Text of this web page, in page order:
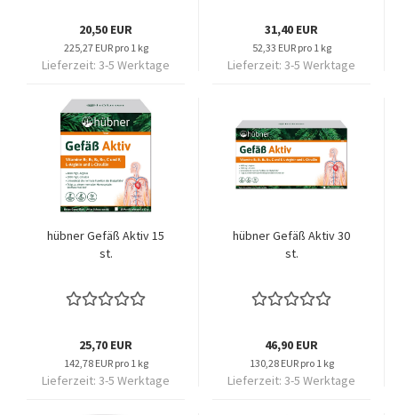
20,50 EUR
225,27 EUR pro 1 kg
Lieferzeit: 3-5 Werktage
31,40 EUR
52,33 EUR pro 1 kg
Lieferzeit: 3-5 Werktage
hübner Gefäß Aktiv 15
st.
25,70 EUR
142,78 EUR pro 1 kg
Lieferzeit: 3-5 Werktage
hübner Gefäß Aktiv 30
st.
46,90 EUR
130,28 EUR pro 1 kg
Lieferzeit: 3-5 Werktage